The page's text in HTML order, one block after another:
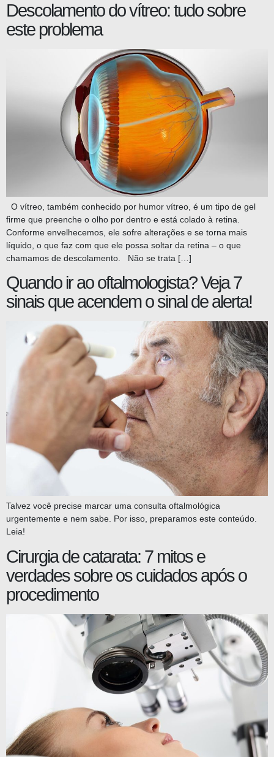
Descolamento do vítreo: tudo sobre
este problema
O vítreo, também conhecido por humor vítreo, é um tipo de gel
firme que preenche o olho por dentro e está colado à retina.
Conforme envelhecemos, ele sofre alterações e se torna mais
líquido, o que faz com que ele possa soltar da retina – o que
chamamos de descolamento. Não se trata […]
Quando ir ao oftalmologista? Veja 7
sinais que acendem o sinal de alerta!
Talvez você precise marcar uma consulta oftalmológica
urgentemente e nem sabe. Por isso, preparamos este conteúdo.
Leia!
Cirurgia de catarata: 7 mitos e
verdades sobre os cuidados após o
procedimento